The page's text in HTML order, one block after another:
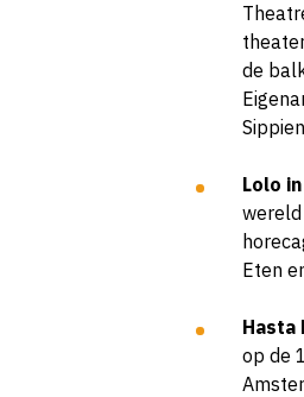
de
Lolo
Eten
Hasta
op de